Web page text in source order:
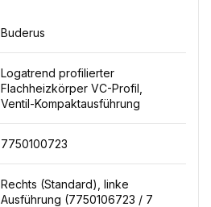
Buderus
Logatrend profilierter
Flachheizkörper VC-Profil,
Ventil-Kompaktausführung
7750100723
Rechts (Standard), linke
Ausführung (7750106723 / 7